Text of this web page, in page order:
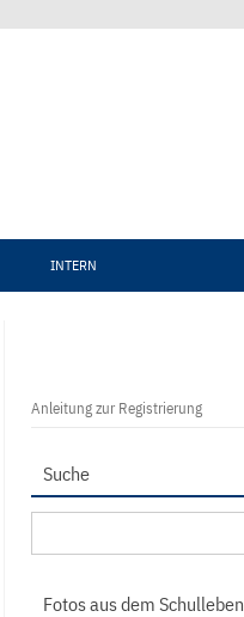
INTERN
Anleitung zur Registrierung
Suche
nach:
Fotos aus dem Schulleben